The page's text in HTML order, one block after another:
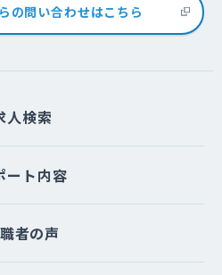
の問い合わせはこちら
人検索
ート内容
者の声